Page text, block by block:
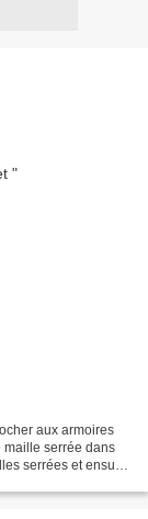
aux armoires
maille serrée dans
serrées et ensuite